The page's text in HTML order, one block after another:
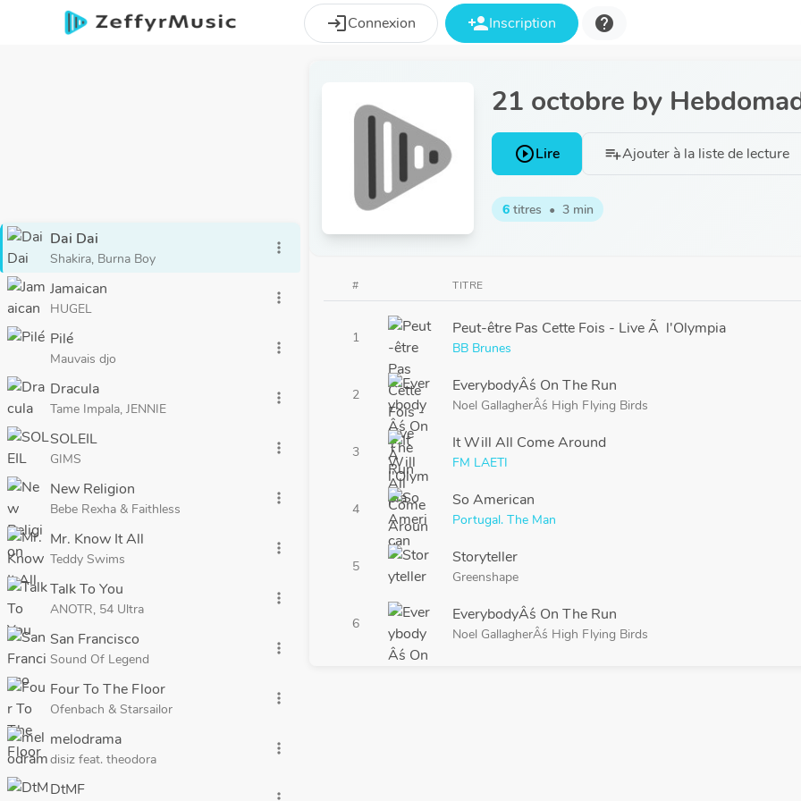
Aller au contenu principal
loginConnexion person_addInscription help
Dai Dai
Shakira, Burna Boy
more_vert
Jamaican
HUGEL
more_vert
Pilé
Mauvais djo
more_vert
Dracula
Tame Impala, JENNIE
more_vert
SOLEIL
GIMS
more_vert
New Religion
Bebe Rexha & Faithless
more_vert
Mr. Know It All
Teddy Swims
more_vert
Talk To You
ANOTR, 54 Ultra
more_vert
San Francisco
Sound Of Legend
more_vert
Four To The Floor
Ofenbach & Starsailor
more_vert
melodrama
disiz feat. theodora
more_vert
DtMF
21 octobre by
play_circle_outlineLire playlist_addAjouter à la liste de lecture
6titres • 3 min
# TITRE
1 Peut-être Pas Cette Fois - Live Ã l'Olympia
BB Brunes
2 EverybodyÂ´s On The Run
Noel GallagherÂ´s High Flying Birds
3 It Will All Come Around
FM LAETI
4 So American
Portugal. The Man
5 Storyteller
Greenshape
6 EverybodyÂ´s On The Run
Noel GallagherÂ´s High Flying Birds